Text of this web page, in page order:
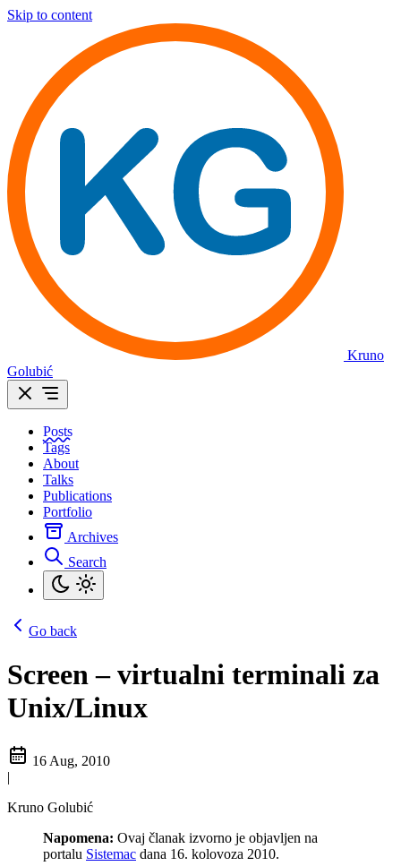
Skip to content
Kruno
Golubić
Posts
Tags
About
Talks
Publications
Portfolio
Archives
Search
Go back
Screen – virtualni terminali za
Unix/Linux
16 Aug, 2010
|
Kruno Golubić
Napomena: Ovaj članak izvorno je objavljen na
portalu Sistemac dana 16. kolovoza 2010.